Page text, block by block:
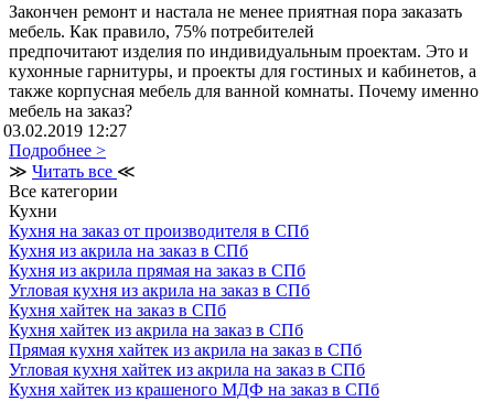
Закончен ремонт и настала не менее приятная пора заказать
мебель. Как правило, 75% потребителей
предпочитают изделия по индивидуальным проектам. Это и
кухонные гарнитуры, и проекты для гостиных и кабинетов, а
также корпусная мебель для ванной комнаты. Почему именно
мебель на заказ?
03.02.2019 12:27
Подробнее >
≫ Читать все ≪
Все категории
Кухни
Кухня на заказ от производителя в СПб
Кухня из акрила на заказ в СПб
Кухня из акрила прямая на заказ в СПб
Угловая кухня из акрила на заказ в СПб
Кухня хайтек на заказ в СПб
Кухня хайтек из акрила на заказ в СПб
Прямая кухня хайтек из акрила на заказ в СПб
Угловая кухня хайтек из акрила на заказ в СПб
Кухня хайтек из крашеного МДФ на заказ в СПб